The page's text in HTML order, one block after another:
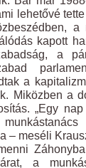
lehetővé
a
kapott
a
a
Miközben a
„Egy
– meséli
a